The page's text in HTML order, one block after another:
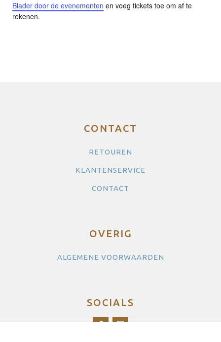
Blader door de evenementen en voeg tickets toe om af te
rekenen.
CONTACT
RETOUREN
KLANTENSERVICE
CONTACT
OVERIG
ALGEMENE VOORWAARDEN
SOCIALS